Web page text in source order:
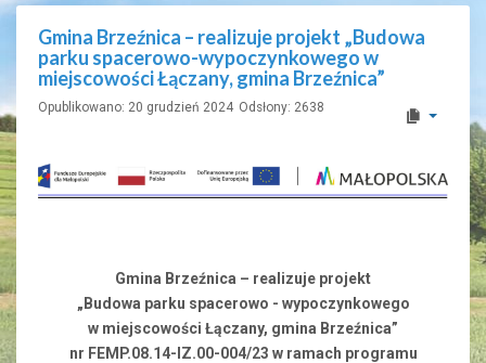
Gmina Brzeźnica – realizuje projekt „Budowa
parku spacerowo-wypoczynkowego w
miejscowości Łączany, gmina Brzeźnica”
Opublikowano: 20 grudzień 2024 Odsłony: 2638
Gmina Brzeźnica – realizuje projekt
„Budowa parku spacerowo - wypoczynkowego
w miejscowości Łączany, gmina Brzeźnica”
nr FEMP.08.14-IZ.00-004/23 w ramach programu